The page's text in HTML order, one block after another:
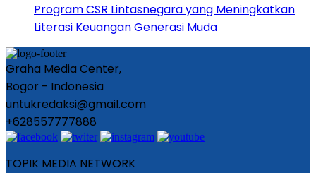
Program CSR Lintasnegara yang Meningkatkan
Literasi Keuangan Generasi Muda
Graha Media Center,
Bogor - Indonesia
untukredaksi@gmail.com
+628557777888
TOPIK MEDIA NETWORK